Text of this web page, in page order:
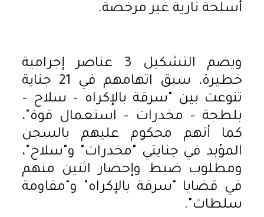
أسلحة نارية غير مرخصة.
ويضم التشكيل 3 عناصر إجرامية
خطيرة، سبق اتهامهم في 21 جناية
تنوعت بين "سرقة بالإكراه – سلاح –
بلطجة – مخدرات – استعمال قوة"،
كما أنهم محكوم عليهم بالسجن
المؤبد في جنايتي "مخدرات" و"سلاح"،
ومطلوب ضبط وإحضار اثنين منهم
في قضايا "سرقة بالإكراه" و"مقاومة
سلطات".